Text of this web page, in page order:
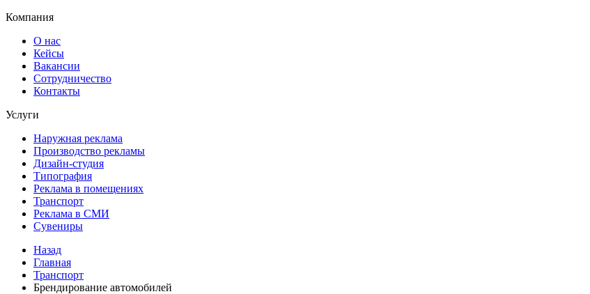
Компания
О нас
Кейсы
Вакансии
Сотрудничество
Контакты
Услуги
Наружная реклама
Производство рекламы
Дизайн-студия
Типография
Реклама в помещениях
Транспорт
Реклама в СМИ
Сувениры
Назад
Главная
Транспорт
Брендирование автомобилей